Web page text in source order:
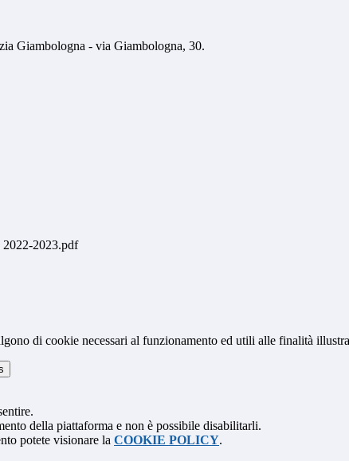
Giambologna - via Giambologna, 30.
2023.pdf
di cookie necessari al funzionamento ed utili alle finalità
della piattaforma e non è possibile disabilitarli.
potete visionare la COOKIE POLICY.